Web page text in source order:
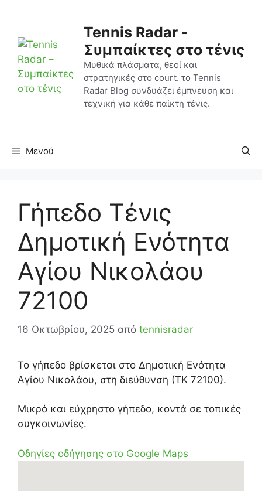
περιεχόμενο
Tennis Radar -
Συμπαίκτες στο τένις
Μυθικά πλάσματα, θεοί και
στρατηγικές στο court. το Tennis
Radar Blog συνδυάζει έμπνευση και
τεχνική για κάθε παίκτη τένις.
Μενού
Γήπεδο Τένις
Δημοτική Ενότητα
Αγίου Νικολάου
72100
16 Οκτωβρίου, 2025 από tennisradar
Το γήπεδο βρίσκεται στο Δημοτική Ενότητα
Αγίου Νικολάου, στη διεύθυνση (ΤΚ 72100).
Μικρό και εύχρηστο γήπεδο, κοντά σε τοπικές
συγκοινωνίες.
Οδηγίες οδήγησης στο Google Maps